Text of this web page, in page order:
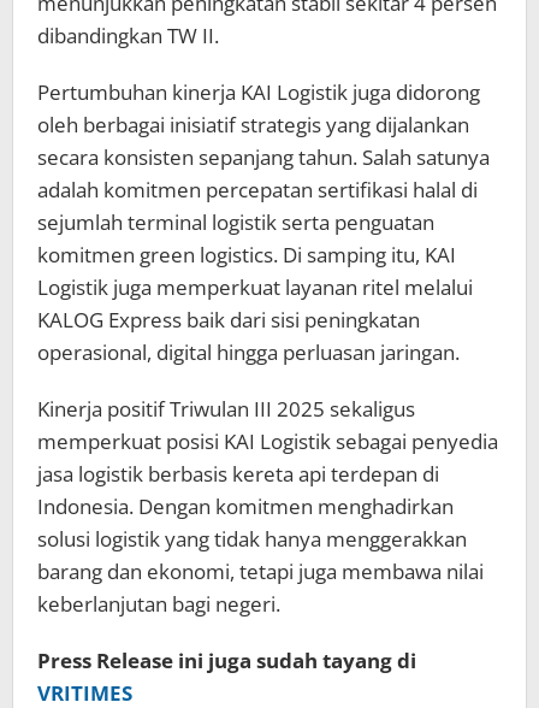
dibandingkan TW II.
Pertumbuhan kinerja KAI Logistik juga didorong
oleh berbagai inisiatif strategis yang dijalankan
secara konsisten sepanjang tahun. Salah satunya
adalah komitmen percepatan sertifikasi halal di
sejumlah terminal logistik serta penguatan
komitmen green logistics. Di samping itu, KAI
Logistik juga memperkuat layanan ritel melalui
KALOG Express baik dari sisi peningkatan
operasional, digital hingga perluasan jaringan.
Kinerja positif Triwulan III 2025 sekaligus
memperkuat posisi KAI Logistik sebagai penyedia
jasa logistik berbasis kereta api terdepan di
Indonesia. Dengan komitmen menghadirkan
solusi logistik yang tidak hanya menggerakkan
barang dan ekonomi, tetapi juga membawa nilai
keberlanjutan bagi negeri.
Press Release ini juga sudah tayang di
VRITIMES